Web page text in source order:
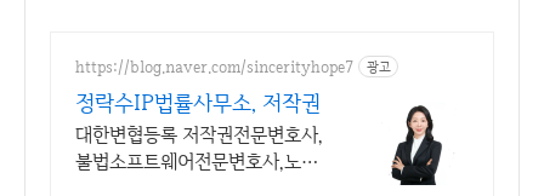
https://blog.naver.com/sincerityhope7 광고
정락수IP법률사무소, 저작권
대한변협등록 저작권전문변호사,
불법소프트웨어전문변호사,노하